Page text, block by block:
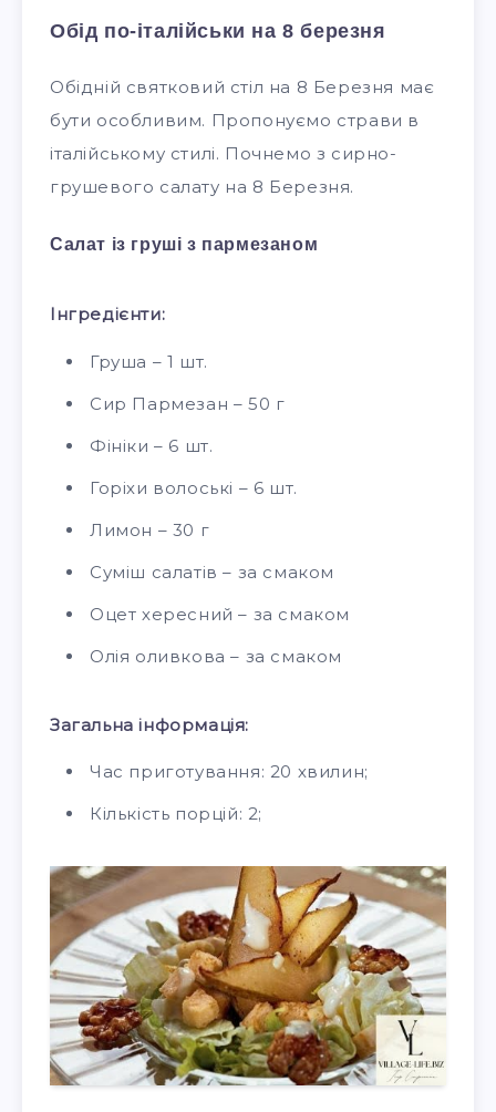
Обід по-італійськи на 8 березня
Обідній святковий стіл на 8 Березня має
бути особливим. Пропонуємо страви в
італійському стилі. Почнемо з сирно-
грушевого салату на 8 Березня.
Салат із груші з пармезаном
Інгредієнти:
Груша – 1 шт.
Сир Пармезан – 50 г
Фініки – 6 шт.
Горіхи волоські – 6 шт.
Лимон – 30 г
Суміш салатів – за смаком
Оцет хересний – за смаком
Олія оливкова – за смаком
Загальна інформація:
Час приготування: 20 хвилин;
Кількість порцій: 2;